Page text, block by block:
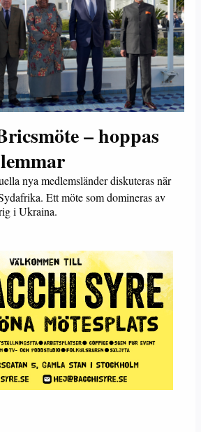
– hoppas
nya medlemsländer diskuteras när
Ett möte som domineras av
i Ukraina.